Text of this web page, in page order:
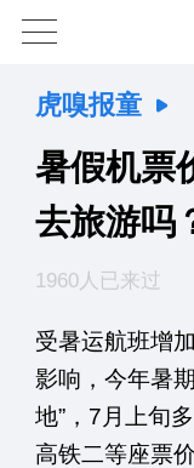
1X
虎嗅报童
暑假机票
去旅游吗
1960人已来过
受暑运航班增
影响，今年暑
地”，7月上旬
高铁二等座票